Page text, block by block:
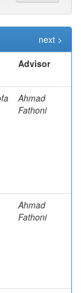
next >
Advisor
Ahmad
Fathoni
Ahmad
Fathoni